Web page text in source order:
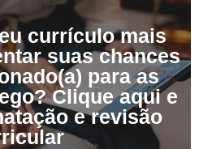
currículo mais
suas chances
para as
Clique aqui e
e revisão